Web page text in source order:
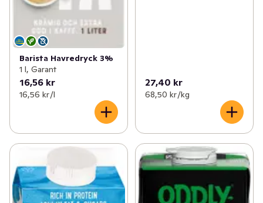
Barista Havredryck 3%
1 l, Garant
16,56 kr
16,56 kr /l
27,40 kr
68,50 kr /kg